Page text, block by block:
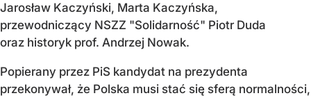
Jarosław Kaczyński, Marta Kaczyńska,
przewodniczący NSZZ "Solidarność" Piotr Duda
oraz historyk prof. Andrzej Nowak.
Popierany przez PiS kandydat na prezydenta
przekonywał, że Polska musi stać się sferą normalności,